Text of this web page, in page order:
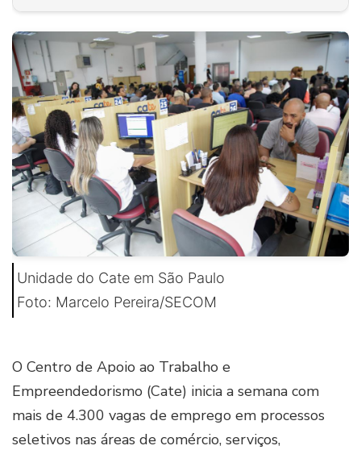
Unidade do Cate em São Paulo
Foto: Marcelo Pereira/SECOM
O Centro de Apoio ao Trabalho e
Empreendedorismo (Cate) inicia a semana com
mais de 4.300 vagas de emprego em processos
seletivos nas áreas de comércio, serviços,